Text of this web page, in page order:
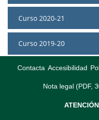
Curso 2020-21
Curso 2019-20
Contacta Accesibilidad
Nota legal (PDF,